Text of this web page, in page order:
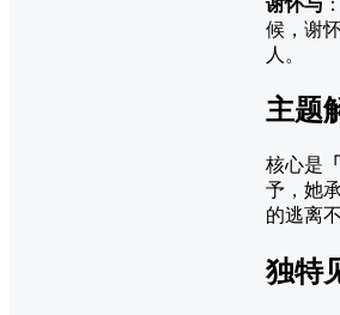
候，谢
人。
主题
核心是
予，她
的逃离
独特